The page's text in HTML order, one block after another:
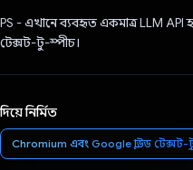
PS - এখানে ব্যবহৃত একমাত্র LLM
টেক্সট-টু-স্পীচ।
দিয়ে নির্মিত
Chromium এবং Google ক্লাউড টেক্সট-